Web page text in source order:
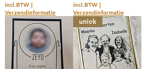
incl.BTW |
Verzendinformatie
incl.BTW |
Verzendinformatie
uniek